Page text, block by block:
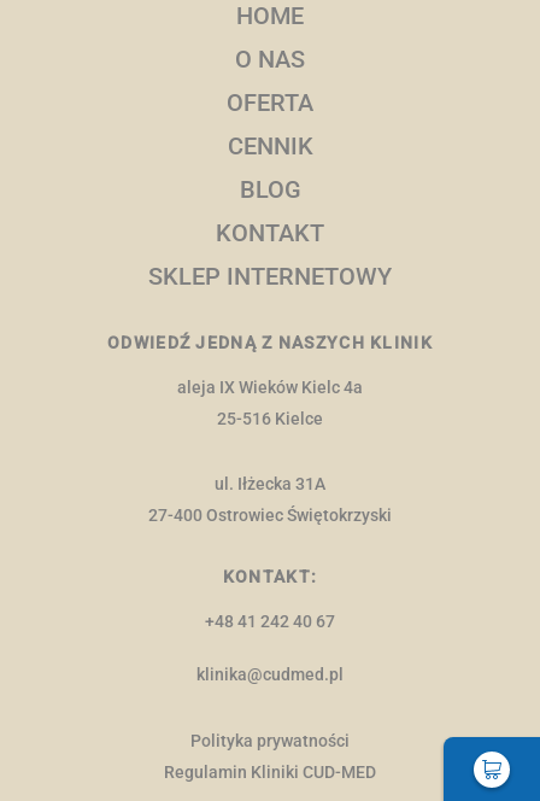
HOME
O NAS
OFERTA
CENNIK
BLOG
KONTAKT
SKLEP INTERNETOWY
ODWIEDŹ JEDNĄ Z NASZYCH KLINIK
aleja IX Wieków Kielc 4a
25-516 Kielce
ul. Iłżecka 31A
27-400 Ostrowiec Świętokrzyski
KONTAKT:
+48 41 242 40 67
klinika@cudmed.pl
Polityka prywatności
Regulamin Kliniki CUD-MED